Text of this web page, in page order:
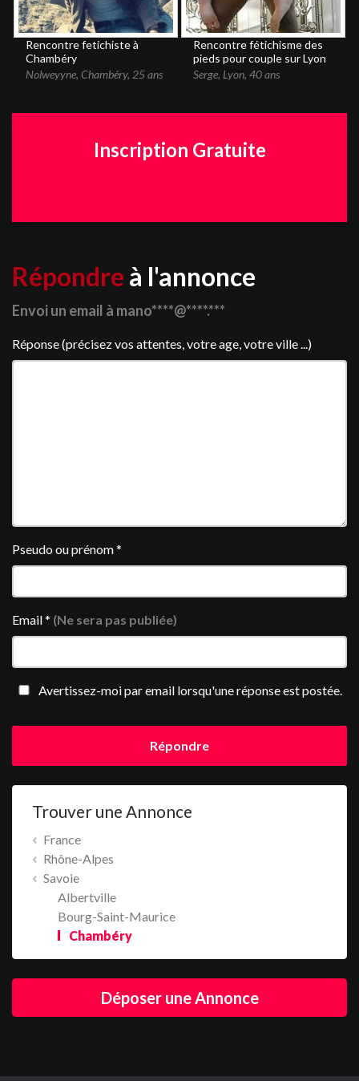
Rencontre fetichiste à
Chambéry
Nolweyyne,Chambéry, 25 ans
Rencontre fétichisme des
pieds pour couple sur Lyon
Serge, Lyon,40 ans
Inscription Gratuite
Répondre à l'annonce
Envoi un email à mano****@****.***
Réponse (précisez vos attentes, votre age, votre ville ...)
Pseudo ou prénom*
Email* (Ne sera pas publiée)
Avertissez-moi par email lorsqu'une réponse est postée.
Répondre
Trouver une Annonce
France
Rhône-Alpes
Savoie
Albertville
Bourg-Saint-Maurice
Chambéry
Déposer une Annonce